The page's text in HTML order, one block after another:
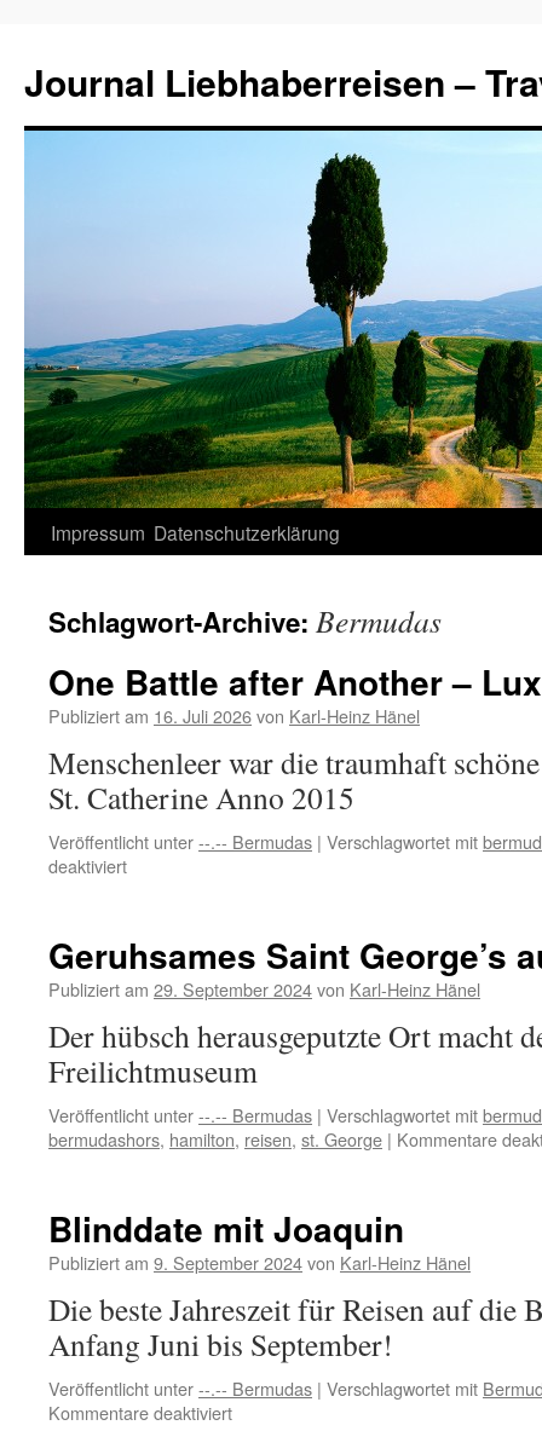
Journal Liebhaberreisen –
Zum
springen
Impressum Datenschutzerklärung
Schlagwort-Archive: Bermudas
One Battle after Another –
Publiziert am 16. Juli 2026von Karl-Heinz Hänel
Menschenleer war die traumhaft
St. Catherine Anno 2015
Veröffentlicht unter--.-- Bermudas | Verschlagwortet mit
deaktiviertfür
Another
–
Overtourism
Geruhsames Saint George’s
Publiziert am 29. September 2024von Karl-Heinz Hänel
Der hübsch herausgeputzte Ort macht
Freilichtmuseum
Veröffentlicht unter--.-- Bermudas | Verschlagwortet mit
bermudashors, hamilton, reisen, st. George | Kommentare
Blinddate mit Joaquin
Publiziert am 9. September 2024von Karl-Heinz Hänel
Die beste Jahreszeit für Reisen auf die
Anfang Juni bis September!
Veröffentlicht unter--.-- Bermudas | Verschlagwortet mit
Kommentare deaktiviertfür